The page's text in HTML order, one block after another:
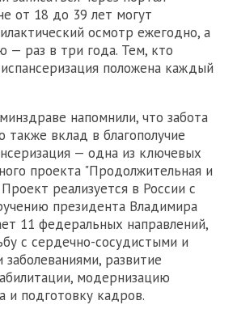
от 18 до 39 лет могут
осмотр ежегодно, а
— раз в три года. Тем, кто
положена каждый
напомнили, что забота
также вклад в благополучие
— одна из ключевых
проекта "Продолжительная и
реализуется в России с
президента Владимира
11 федеральных направлений,
с сердечно-сосудистыми и
заболеваниями, развитие
модернизацию
и подготовку кадров.